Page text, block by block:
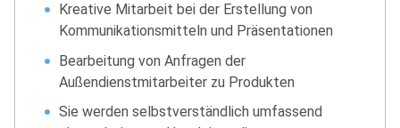
Kreative Mitarbeit bei der Erstellung von
Kommunikationsmitteln und Präsentationen
Bearbeitung von Anfragen der
Außendienstmitarbeiter zu Produkten
Sie werden selbstverständlich umfassend